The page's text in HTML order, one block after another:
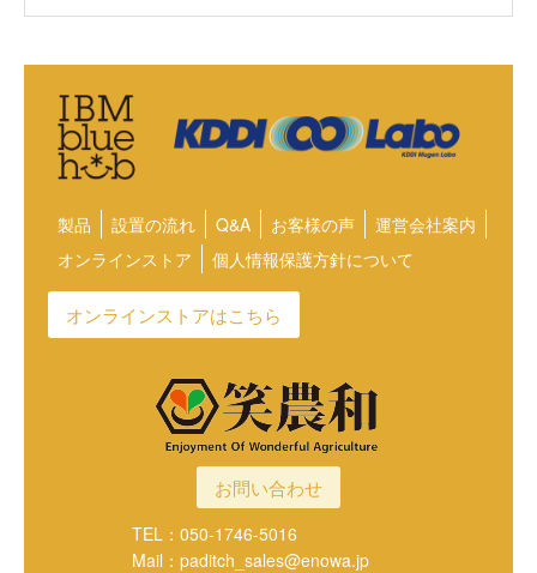
製品 設置の流れ Q&A お客様の声
運営会社案内
オンラインストア
個人情報保護方針について
オンラインストアはこちら
お問い合わせ
TEL：050-1746-5016
Mail：paditch_sales@enowa.jp